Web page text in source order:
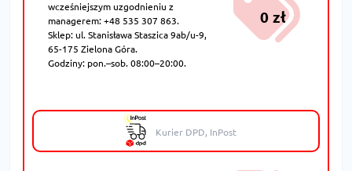
wcześniejszym uzgodnieniu z
managerem: +48 535 307 863.
Sklep: ul. Stanisława Staszica 9ab/u-9,
65-175 Zielona Góra.
Godziny: pon.–sob. 08:00–20:00.
0 zł
Kurier DPD, InPost